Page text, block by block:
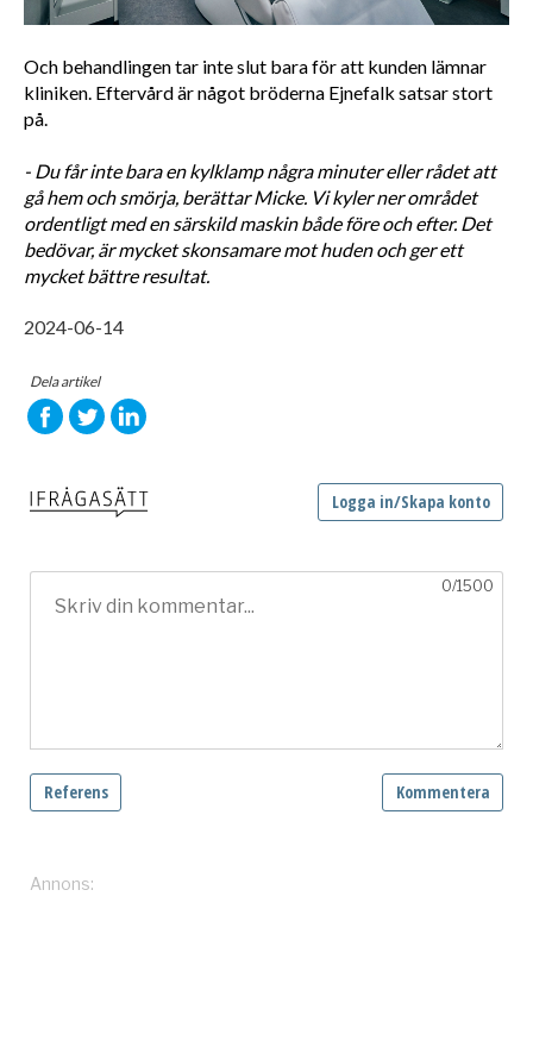
Och behandlingen tar inte slut bara för att kunden lämnar
kliniken. Eftervård är något bröderna Ejnefalk satsar stort
på.
- Du får inte bara en kylklamp några minuter eller rådet att
gå hem och smörja, berättar Micke. Vi kyler ner området
ordentligt med en särskild maskin både före och efter. Det
bedövar, är mycket skonsamare mot huden och ger ett
mycket bättre resultat.
2024-06-14
Dela artikel